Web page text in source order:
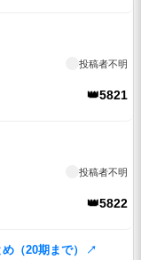
投稿者不明
👑5821
投稿者不明
👑5822
（20期まで） ↗